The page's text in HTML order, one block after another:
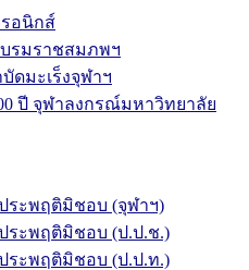
อนิกส์
รมราชสมภพฯ
ดมะเร็งจุฬาฯ
ปี จุฬาลงกรณ์มหาวิทยาลัย
ระพฤติมิชอบ (จุฬาฯ)
ระพฤติมิชอบ (ป.ป.ช.)
ระพฤติมิชอบ (ป.ป.ท.)